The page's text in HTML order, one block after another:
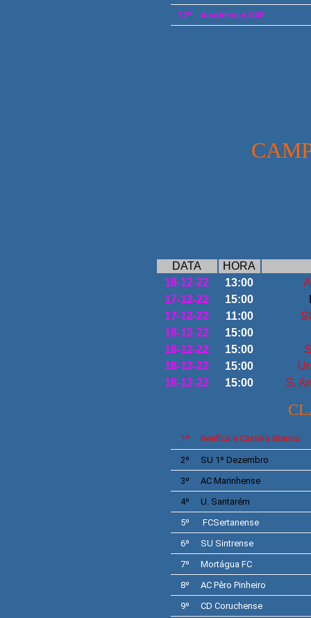
12º
Académica OAF
DATA
HORA
18-12-22
13:00
17-12-22
15:00
17-12-22
11:00
18-12-22
15:00
18-12-22
15:00
18-12-22
15:00
18-12-22
15:00 S.
1º Benfica e Castelo Branco
2º SU 1º Dezembro
3º
AC Marinhense
4º
U. Santarém
5º
FCSertanense
6º
SU Sintrense
7º
Mortágua FC
8º
AC Pêro Pinheiro
9º
CD Coruchense